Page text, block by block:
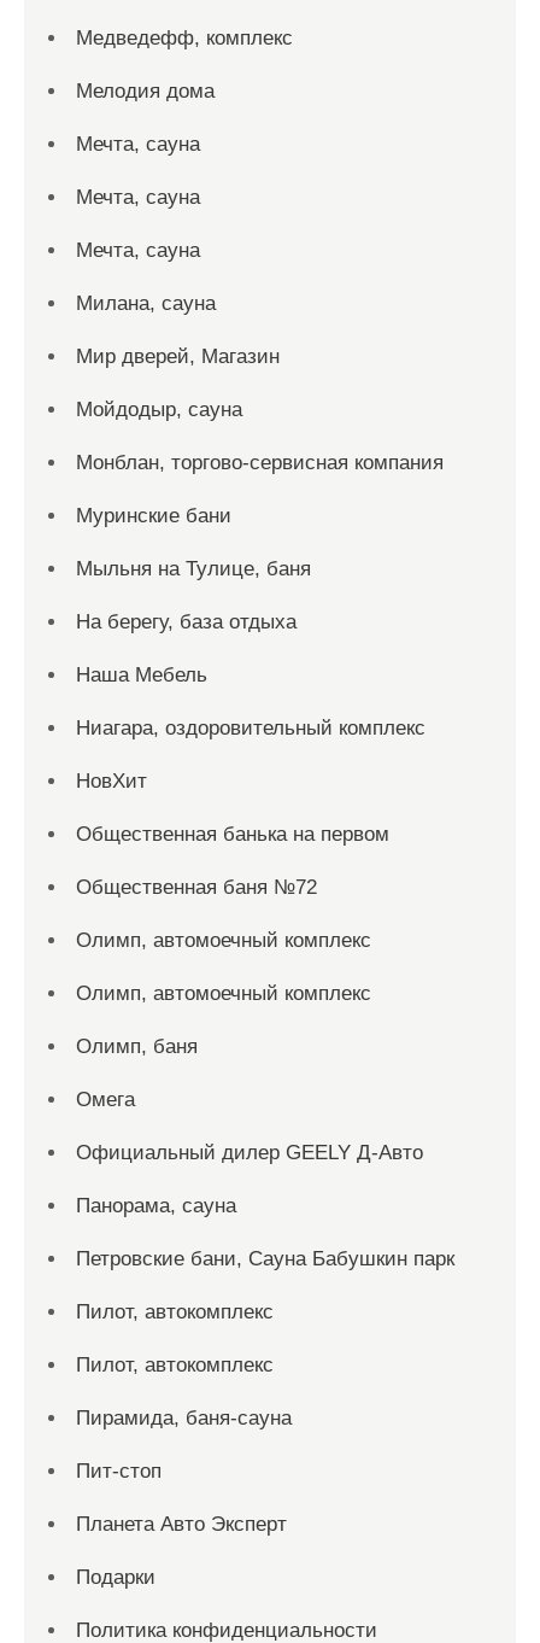
Медведефф, комплекс
Мелодия дома
Мечта, сауна
Мечта, сауна
Мечта, сауна
Милана, сауна
Мир дверей, Магазин
Мойдодыр, сауна
Монблан, торгово-сервисная компания
Муринские бани
Мыльня на Тулице, баня
На берегу, база отдыха
Наша Мебель
Ниагара, оздоровительный комплекс
НовХит
Общественная банька на первом
Общественная баня №72
Олимп, автомоечный комплекс
Олимп, автомоечный комплекс
Олимп, баня
Омега
Официальный дилер GEELY Д-Авто
Панорама, сауна
Петровские бани, Сауна Бабушкин парк
Пилот, автокомплекс
Пилот, автокомплекс
Пирамида, баня-сауна
Пит-стоп
Планета Авто Эксперт
Подарки
Политика конфиденциальности